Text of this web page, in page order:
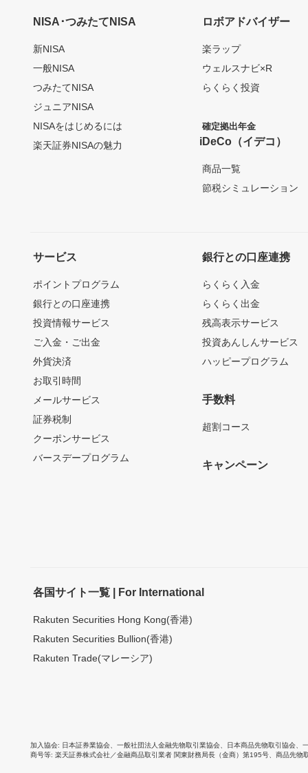
NISA･つみたてNISA
新NISA
一般NISA
つみたてNISA
ジュニアNISA
NISAをはじめるには
楽天証券NISAの魅力
ロボアドバイザー
楽ラップ
ウェルスナビ×R
らくらく投資
確定拠出年金
iDeCo（イデコ）
商品一覧
節税シミュレーション
サービス
ポイントプログラム
銀行との口座連携
投資情報サービス
ご入金・ご出金
外貨決済
お取引時間
メールサービス
証券税制
クーポンサービス
バースデープログラム
銀行との口座連携
らくらく入金
らくらく出金
残高表示サービス
投資あんしんサービス
ハッピープログラム
手数料
超割コース
キャンペーン
各国サイト一覧 | For International
Rakuten Securities Hong Kong(香港)
Rakuten Securities Bullion(香港)
Rakuten Trade(マレーシア)
加入協会 日本証券業協会 一般社団法人金融先物取引業協会 日本商品先物取引協会
商号等 楽天証券株式会社／金融商品取引業者 関東財務局長（金商）第195号、商品先物